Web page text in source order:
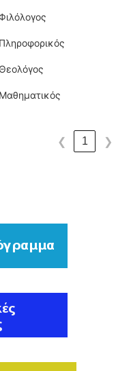
Πληροφορικός
Θεολόγος
Μαθηματικός
❮ 1 ❯